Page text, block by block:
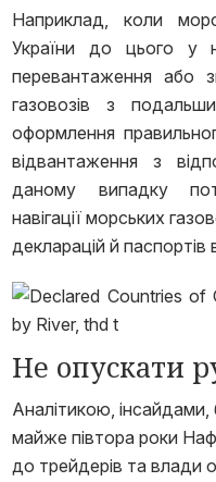
Наприклад, коли
України до цього у
перевантаження або
газовозів з
оформлення
відвантаження з
даному випадку
навігації морських
декларацій й паспортів
Не опускати
Аналітикою,
майже півтора роки
до трейдерів та влади